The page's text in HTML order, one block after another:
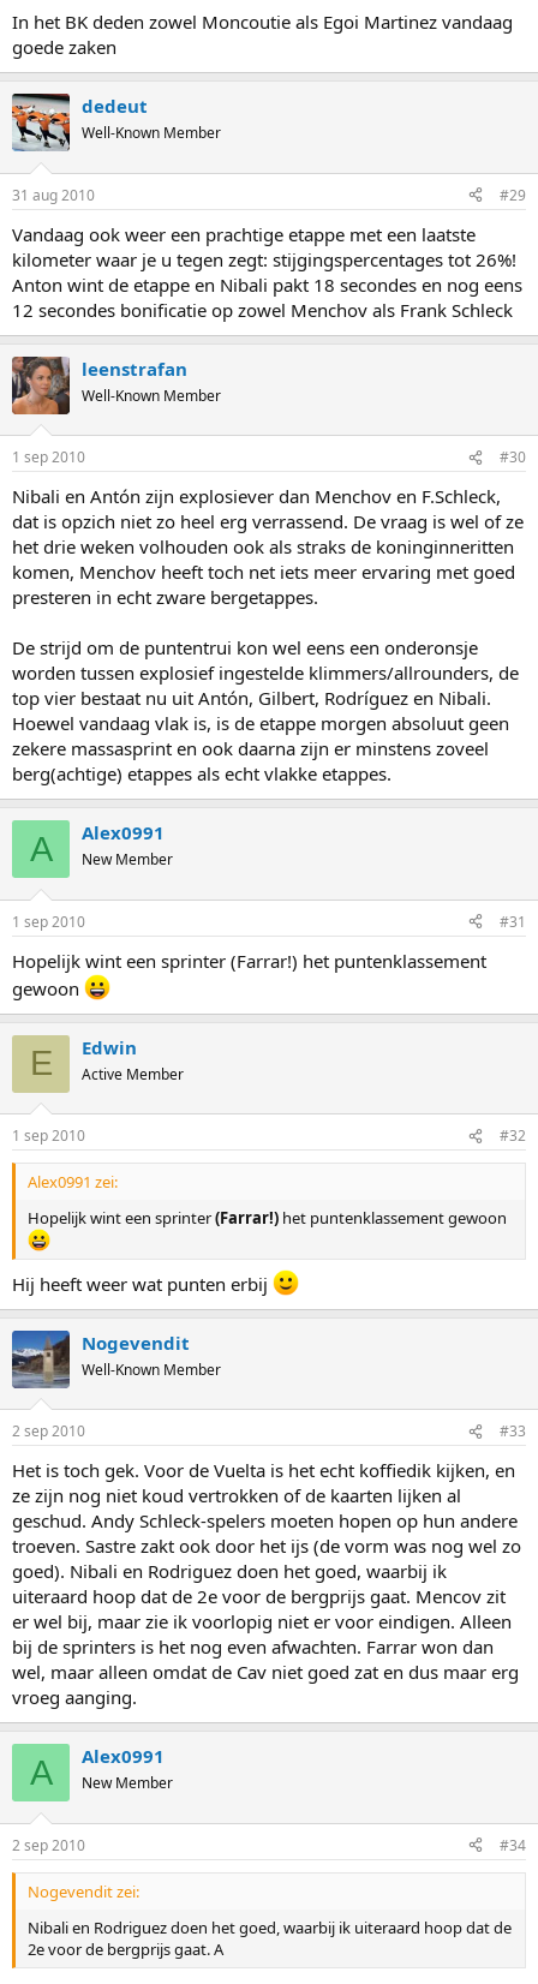
In het BK deden zowel Moncoutie als Egoi Martinez vandaag
goede zaken
dedeut
Well-Known Member
31 aug 2010 #29
Vandaag ook weer een prachtige etappe met een laatste
kilometer waar je u tegen zegt: stijgingspercentages tot 26%!
Anton wint de etappe en Nibali pakt 18 secondes en nog eens
12 secondes bonificatie op zowel Menchov als Frank Schleck
leenstrafan
Well-Known Member
1 sep 2010 #30
Nibali en Antón zijn explosiever dan Menchov en F.Schleck,
dat is opzich niet zo heel erg verrassend. De vraag is wel of ze
het drie weken volhouden ook als straks de koninginneritten
komen, Menchov heeft toch net iets meer ervaring met goed
presteren in echt zware bergetappes.
De strijd om de puntentrui kon wel eens een onderonsje
worden tussen explosief ingestelde klimmers/allrounders, de
top vier bestaat nu uit Antón, Gilbert, Rodríguez en Nibali.
Hoewel vandaag vlak is, is de etappe morgen absoluut geen
zekere massasprint en ook daarna zijn er minstens zoveel
berg(achtige) etappes als echt vlakke etappes.
A Alex0991
New Member
1 sep 2010 #31
Hopelijk wint een sprinter (Farrar!) het puntenklassement
gewoon
E Edwin
Active Member
1 sep 2010 #32
Alex0991 zei:
Hopelijk wint een sprinter(Farrar!) het puntenklassement gewoon
Hij heeft weer wat punten erbij
Nogevendit
Well-Known Member
2 sep 2010 #33
Het is toch gek. Voor de Vuelta is het echt koffiedik kijken, en
ze zijn nog niet koud vertrokken of de kaarten lijken al
geschud. Andy Schleck-spelers moeten hopen op hun andere
troeven. Sastre zakt ook door het ijs (de vorm was nog wel zo
goed). Nibali en Rodriguez doen het goed, waarbij ik
uiteraard hoop dat de 2e voor de bergprijs gaat. Mencov zit
er wel bij, maar zie ik voorlopig niet er voor eindigen. Alleen
bij de sprinters is het nog even afwachten. Farrar won dan
wel, maar alleen omdat de Cav niet goed zat en dus maar erg
vroeg aanging.
A Alex0991
New Member
2 sep 2010 #34
Nogevendit zei:
Nibali en Rodriguez doen het goed, waarbij ik uiteraard hoop dat de
2e voor de bergprijs gaat. A